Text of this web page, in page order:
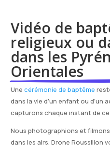
Vidéo de
religieux ou
dans les
Orientales
Unecérémonie de baptême
dans la vie d’un enfant ou d’un
capturons chaque instant de
Nous photographions et
dans les airs. Drone Roussillon